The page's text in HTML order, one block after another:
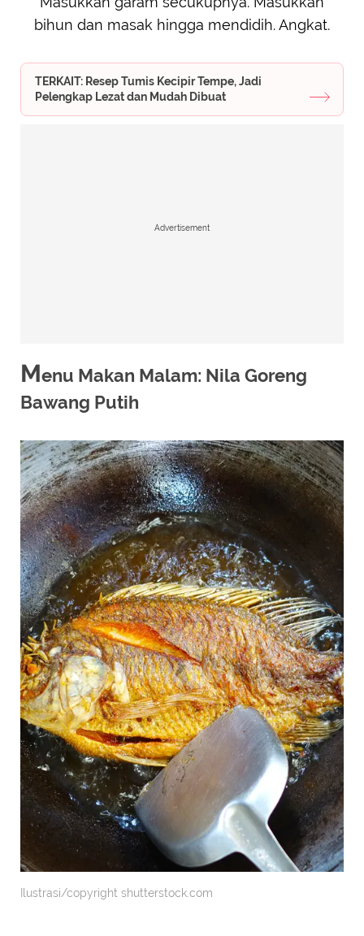
bihun dan masak hingga mendidih. Angkat.
TERKAIT: Resep Tumis Kecipir Tempe, Jadi
Pelengkap Lezat dan Mudah Dibuat
Advertisement
Menu Makan Malam: Nila Goreng
Bawang Putih
Ilustrasi/copyright shutterstock.com